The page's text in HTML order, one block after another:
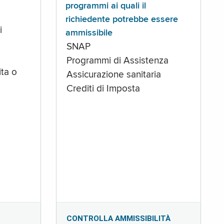
o
programmi ai quali il
richiedente potrebbe essere
ammissibile
SNAP
Programmi di Assistenza
Assicurazione sanitaria
Crediti di Imposta
CONTROLLA AMMISSIBILITÀ